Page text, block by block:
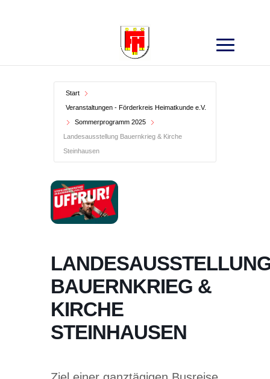
Start
Veranstaltungen - Förderkreis Heimatkunde e.V.
Sommerprogramm 2025
Landesausstellung Bauernkrieg & Kirche
Steinhausen
BAUERNKRIEG &
KIRCHE
STEINHAUSEN